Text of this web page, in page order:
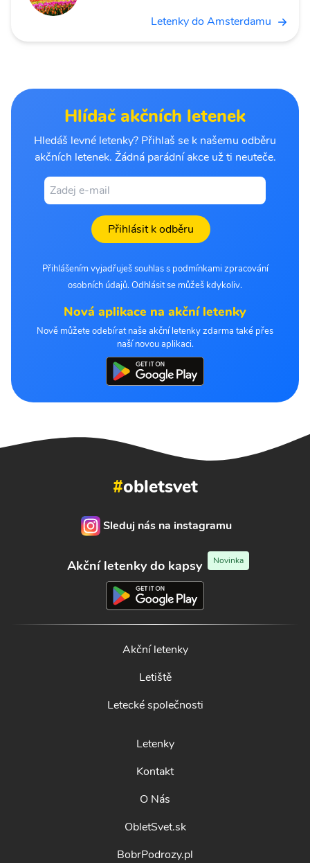
Letenky do Amsterdamu
Hlídač akčních letenek
Hledáš levné letenky? Přihlaš se k našemu odběru
akčních letenek. Žádná parádní akce už ti neuteče.
Přihlásit k odběru
Přihlášením vyjadřuješ souhlas s podmínkami zpracování
osobních údajů. Odhlásit se můžeš kdykoliv.
Nová aplikace na akční letenky
Nově můžete odebírat naše akční letenky zdarma také přes
naší novou aplikaci.
#obletsvet
Sleduj nás na instagramu
Akční letenky do kapsy Novinka
Akční letenky
Letiště
Letecké společnosti
Letenky
Kontakt
O Nás
ObletSvet.sk
BobrPodrozy.pl